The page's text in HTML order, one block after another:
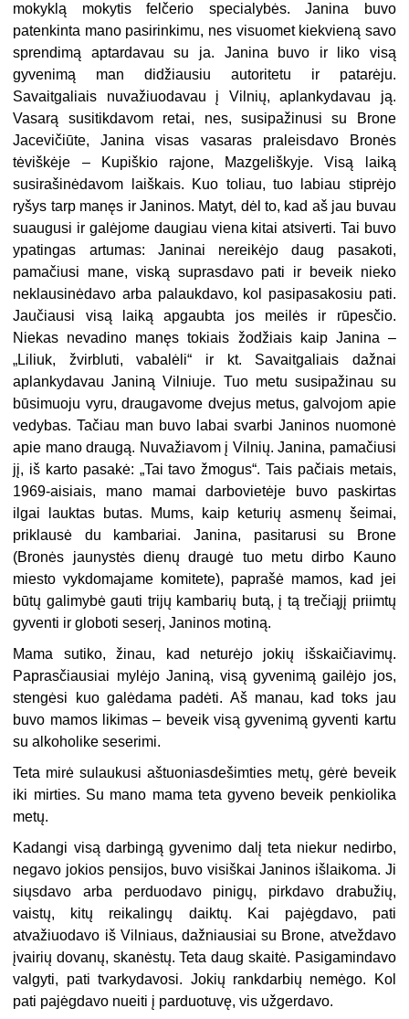
mokyklą mokytis felčerio specialybės. Janina buvo
patenkinta mano pasirinkimu, nes visuomet kiekvieną savo
sprendimą aptardavau su ja. Janina buvo ir liko visą
gyvenimą man didžiausiu autoritetu ir patarėju.
Savaitgaliais nuvažiuodavau į Vilnių, aplankydavau ją.
Vasarą susitikdavom retai, nes, susipažinusi su Brone
Jacevičiūte, Janina visas vasaras praleisdavo Bronės
tėviškėje – Kupiškio rajone, Mazgeliškyje. Visą laiką
susirašinėdavom laiškais. Kuo toliau, tuo labiau stiprėjo
ryšys tarp manęs ir Janinos. Matyt, dėl to, kad aš jau buvau
suaugusi ir galėjome daugiau viena kitai atsiverti. Tai buvo
ypatingas artumas: Janinai nereikėjo daug pasakoti,
pamačiusi mane, viską suprasdavo pati ir beveik nieko
neklausinėdavo arba palaukdavo, kol pasipasakosiu pati.
Jaučiausi visą laiką apgaubta jos meilės ir rūpesčio.
Niekas nevadino manęs tokiais žodžiais kaip Janina –
„Liliuk, žvirbluti, vabalėli“ ir kt. Savaitgaliais dažnai
aplankydavau Janiną Vilniuje. Tuo metu susipažinau su
būsimuoju vyru, draugavome dvejus metus, galvojom apie
vedybas. Tačiau man buvo labai svarbi Janinos nuomonė
apie mano draugą. Nuvažiavom į Vilnių. Janina, pamačiusi
jį, iš karto pasakė: „Tai tavo žmogus“. Tais pačiais metais,
1969-aisiais, mano mamai darbovietėje buvo paskirtas
ilgai lauktas butas. Mums, kaip keturių asmenų šeimai,
priklausė du kambariai. Janina, pasitarusi su Brone
(Bronės jaunystės dienų draugė tuo metu dirbo Kauno
miesto vykdomajame komitete), paprašė mamos, kad jei
būtų galimybė gauti trijų kambarių butą, į tą trečiąjį priimtų
gyventi ir globoti seserį, Janinos motiną.
Mama sutiko, žinau, kad neturėjo jokių išskaičiavimų.
Paprasčiausiai mylėjo Janiną, visą gyvenimą gailėjo jos,
stengėsi kuo galėdama padėti. Aš manau, kad toks jau
buvo mamos likimas – beveik visą gyvenimą gyventi kartu
su alkoholike seserimi.
Teta mirė sulaukusi aštuoniasdešimties metų, gėrė beveik
iki mirties. Su mano mama teta gyveno beveik penkiolika
metų.
Kadangi visą darbingą gyvenimo dalį teta niekur nedirbo,
negavo jokios pensijos, buvo visiškai Janinos išlaikoma. Ji
siųsdavo arba perduodavo pinigų, pirkdavo drabužių,
vaistų, kitų reikalingų daiktų. Kai pajėgdavo, pati
atvažiuodavo iš Vilniaus, dažniausiai su Brone, atveždavo
įvairių dovanų, skanėstų. Teta daug skaitė. Pasigamindavo
valgyti, pati tvarkydavosi. Jokių rankdarbių nemėgo. Kol
pati pajėgdavo nueiti į parduotuvę, vis užgerdavo.